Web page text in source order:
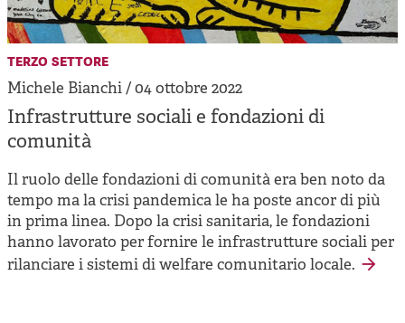
terzo settore
Michele Bianchi / 04 ottobre 2022
Infrastrutture sociali e fondazioni di
comunità
Il ruolo delle fondazioni di comunità era ben noto da
tempo ma la crisi pandemica le ha poste ancor di più
in prima linea. Dopo la crisi sanitaria, le fondazioni
hanno lavorato per fornire le infrastrutture sociali per
rilanciare i sistemi di welfare comunitario locale.